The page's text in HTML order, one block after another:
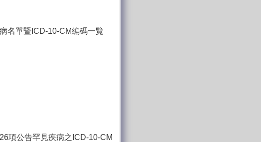
單暨ICD-10-CM編碼一覽
項公告罕見疾病之ICD-10-CM